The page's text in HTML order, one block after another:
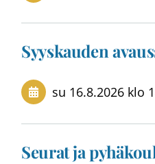
Syyskauden
su 16.8.2026 klo
Seurat ja